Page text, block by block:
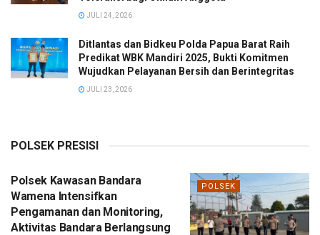
JULI 24, 2026
Ditlantas dan Bidkeu Polda Papua Barat Raih
Predikat WBK Mandiri 2025, Bukti Komitmen
Wujudkan Pelayanan Bersih dan Berintegritas
JULI 23, 2026
POLSEK PRESISI
POLSEK
Polsek Kawasan Bandara
Wamena Intensifkan
Pengamanan dan Monitoring,
Aktivitas Bandara Berlangsung